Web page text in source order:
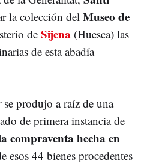
la colección del Museo de
de Sijena (Huesca) las
de esta abadía
se produjo a raíz de una
de primera instancia de
compraventa hecha en
esos 44 bienes procedentes